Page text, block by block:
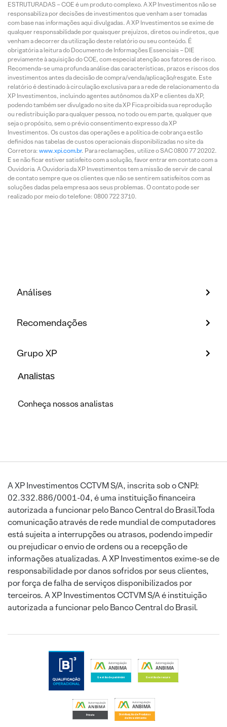
ESTRUTURADAS – COE é um produto complexo. A XP Investimentos não se
responsabiliza por decisões de investimentos que venham a ser tomadas
com base nas informações aqui divulgadas. A XP Investimentos se exime de
qualquer responsabilidade por quaisquer prejuízos, diretos ou indiretos, que
venham a decorrer da utilização deste relatório ou seu conteúdo. É
obrigatória a leitura do Documento de Informações Essenciais – DIE
previamente à aquisição do COE, com especial atenção aos fatores de risco.
Recomenda-se uma profunda análise das características, prazos e riscos dos
investimentos antes da decisão de compra/venda/aplicação/resgate. Este
relatório é destinado à circulação exclusiva para a rede de relacionamento da
XP Investimentos, incluindo agentes autônomos da XP e clientes da XP,
podendo também ser divulgado no site da XP Fica proibida sua reprodução
ou redistribuição para qualquer pessoa, no todo ou em parte, qualquer que
seja o propósito, sem o prévio consentimento expresso da XP
Investimentos. Os custos das operações e a política de cobrança estão
definidos nas tabelas de custos operacionais disponibilizadas no site da
Corretora: www.xpi.com.br. Para reclamações, utilize o SAC 0800 77 20202.
E se não ficar estiver satisfeito com a solução, favor entrar em contato com a
Ouvidoria. A Ouvidoria da XP Investimentos tem a missão de servir de canal
de contato sempre que os clientes que não se sentirem satisfeitos com as
soluções dadas pela empresa aos seus problemas. O contato pode ser
realizado por meio do telefone: 0800 722 3710.
Análises
Recomendações
Grupo XP
Analistas
Conheça nossos analistas
A XP Investimentos CCTVM S/A, inscrita sob o CNPJ:
02.332.886/0001-04, é uma instituição financeira
autorizada a funcionar pelo Banco Central do Brasil.Toda
comunicação através de rede mundial de computadores
está sujeita a interrupções ou atrasos, podendo impedir
ou prejudicar o envio de ordens ou a recepção de
informações atualizadas. A XP Investimentos exime-se de
responsabilidade por danos sofridos por seus clientes,
por força de falha de serviços disponibilizados por
terceiros. A XP Investimentos CCTVM S/A é instituição
autorizada a funcionar pelo Banco Central do Brasil.